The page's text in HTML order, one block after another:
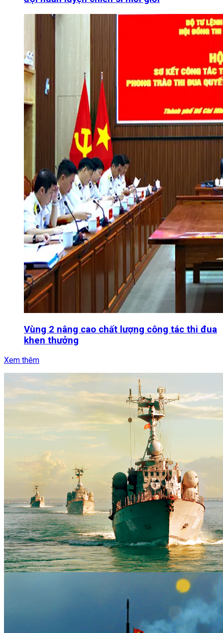
Vùng 2 nâng cao chất lượng công tác thi đua
khen thưởng
Xem thêm